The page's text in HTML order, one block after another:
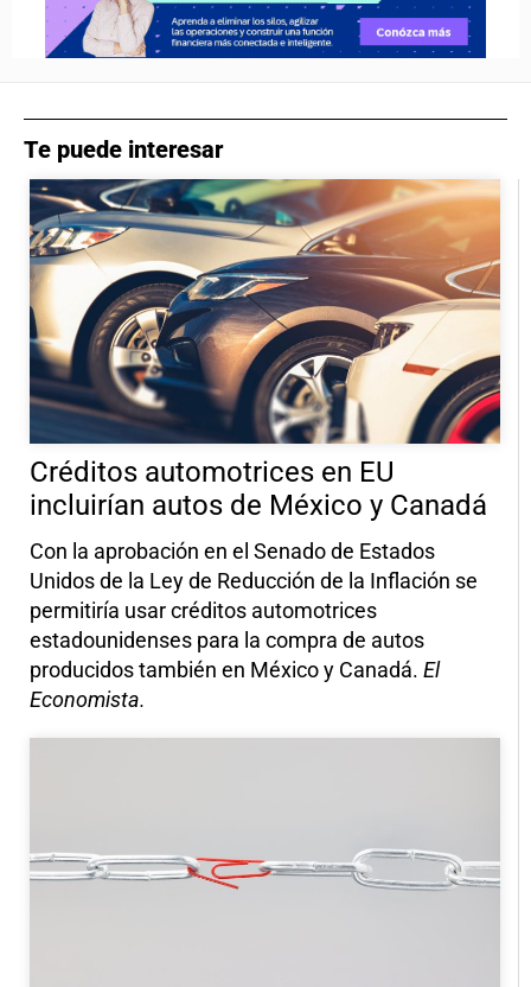
Te puede interesar
Créditos automotrices en EU
incluirían autos de México y Canadá
Con la aprobación en el Senado de Estados
Unidos de la Ley de Reducción de la Inflación se
permitiría usar créditos automotrices
estadounidenses para la compra de autos
producidos también en México y Canadá. El
Economista.